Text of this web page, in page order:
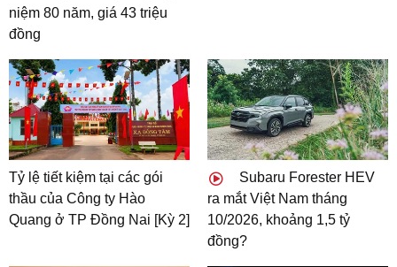
niệm 80 năm, giá 43 triệu
đồng
Tỷ lệ tiết kiệm tại các gói
thầu của Công ty Hào
Quang ở TP Đồng Nai [Kỳ 2]
Subaru Forester HEV
ra mắt Việt Nam tháng
10/2026, khoảng 1,5 tỷ
đồng?